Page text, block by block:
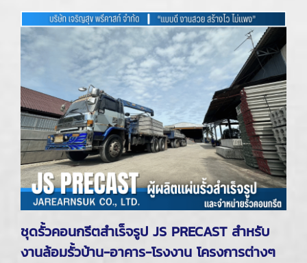
ชุดรั้วคอนกรีตสำเร็จรูป JS PRECAST สำหรับ
งานล้อมรั้วบ้าน-อาคาร-โรงงาน โครงการต่างๆ